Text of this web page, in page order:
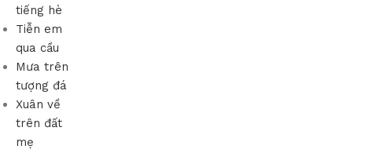
tiếng hè
Tiễn em
qua cầu
Mưa trên
tượng đá
Xuân về
trên đất
mẹ